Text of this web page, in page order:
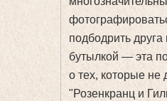
подбодрить друга
бутылкой — эта
о тех, которые не
"Розенкранц и